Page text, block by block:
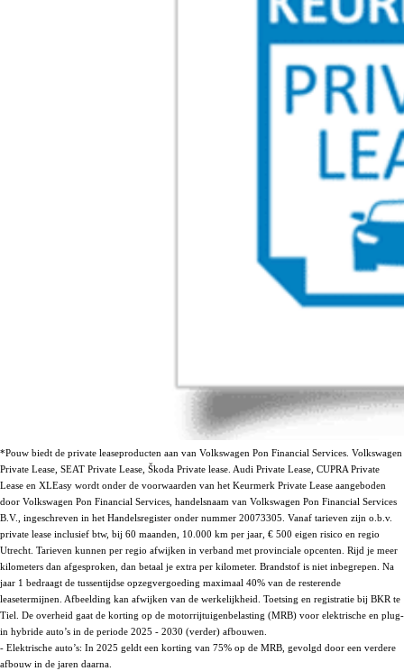
*Pouw biedt de private leaseproducten aan van Volkswagen Pon Financial Services. Volkswagen
Private Lease, SEAT Private Lease, Škoda Private lease. Audi Private Lease, CUPRA Private
Lease en XLEasy wordt onder de voorwaarden van het Keurmerk Private Lease aangeboden
door Volkswagen Pon Financial Services, handelsnaam van Volkswagen Pon Financial Services
B.V., ingeschreven in het Handelsregister onder nummer 20073305. Vanaf tarieven zijn o.b.v.
private lease inclusief btw, bij 60 maanden, 10.000 km per jaar, € 500 eigen risico en regio
Utrecht. Tarieven kunnen per regio afwijken in verband met provinciale opcenten. Rijd je meer
kilometers dan afgesproken, dan betaal je extra per kilometer. Brandstof is niet inbegrepen. Na
jaar 1 bedraagt de tussentijdse opzegvergoeding maximaal 40% van de resterende
leasetermijnen. Afbeelding kan afwijken van de werkelijkheid. Toetsing en registratie bij BKR te
Tiel. De overheid gaat de korting op de motorrijtuigenbelasting (MRB) voor elektrische en plug-
in hybride auto’s in de periode 2025 - 2030 (verder) afbouwen.
- Elektrische auto’s: In 2025 geldt een korting van 75% op de MRB, gevolgd door een verdere
afbouw in de jaren daarna.